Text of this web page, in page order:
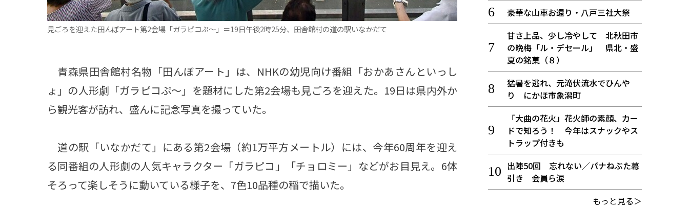
見ごろを迎えた田んぼアート第2会場「ガラピコぷ～」＝19日午後2時25分、田舎館村の道の駅いなかだて
青森県田舎館村名物「田んぼアート」は、NHKの幼児向け番組「おかあさんといっし
ょ」の人形劇「ガラピコぷ～」を題材にした第2会場も見ごろを迎えた。19日は県内外か
ら観光客が訪れ、盛んに記念写真を撮っていた。
道の駅「いなかだて」にある第2会場（約1万平方メートル）には、今年60周年を迎え
る同番組の人形劇の人気キャラクター「ガラピコ」「チョロミー」などがお目見え。6体
そろって楽しそうに動いている様子を、7色10品種の稲で描いた。
豪華な山車お還り・八戸三社大祭
甘さ上品、少し冷やして 北秋田市
の晩梅「ル・デセール」 県北・盛
夏の銘菓（８）
猛暑を逃れ、元滝伏流水でひんや
り にかほ市象潟町
「大曲の花火」花火師の素顔、カー
ドで知ろう！ 今年はスナックやス
トラップ付きも
出陣50回 忘れない／パナねぶた幕
引き 会員ら涙
もっと見る＞